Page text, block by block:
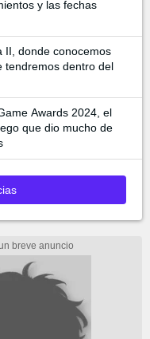
y las fechas
II, donde conocemos
tendremos dentro del
Awards 2024, el
que dio mucho de